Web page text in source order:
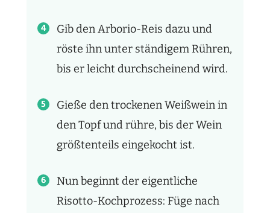
Gib den Arborio-Reis dazu und
röste ihn unter ständigem Rühren,
bis er leicht durchscheinend wird.
Gieße den trockenen Weißwein in
den Topf und rühre, bis der Wein
größtenteils eingekocht ist.
Nun beginnt der eigentliche
Risotto-Kochprozess: Füge nach